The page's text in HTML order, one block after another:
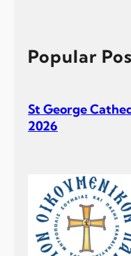
h
Popular
St George
2026